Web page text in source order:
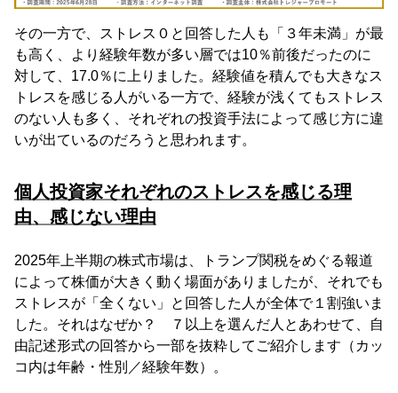
その一方で、ストレス０と回答した人も「３年未満」が最
も高く、より経験年数が多い層では10％前後だったのに
対して、17.0％に上りました。経験値を積んでも大きなス
トレスを感じる人がいる一方で、経験が浅くてもストレス
のない人も多く、それぞれの投資手法によって感じ方に違
いが出ているのだろうと思われます。
個人投資家それぞれのストレスを感じる理
由、感じない理由
2025年上半期の株式市場は、トランプ関税をめぐる報道
によって株価が大きく動く場面がありましたが、それでも
ストレスが「全くない」と回答した人が全体で１割強いま
した。それはなぜか？ ７以上を選んだ人とあわせて、自
由記述形式の回答から一部を抜粋してご紹介します（カッ
コ内は年齢・性別／経験年数）。